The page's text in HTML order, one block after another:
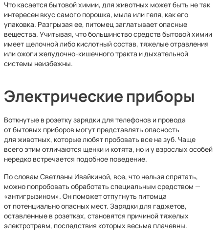
Что касается бытовой химии, для животных может быть не так
интересен вкус самого порошка, мыла или геля, как его
упаковка. Разгрызая ее, питомец заглатывает опасные
вещества. Учитывая, что большинство средств бытовой химии
имеет щелочной либо кислотный состав, тяжелые отравления
или ожоги желудочно-кишечного тракта и дыхательной
системы неизбежны.
Электрические приборы
Воткнутые в розетку зарядки для телефонов и провода
от бытовых приборов могут представлять опасность
для животных, которые любят пробовать все на зуб. Чаще
всего этим отличаются щенки и котята, но и у взрослых особей
нередко встречается подобное поведение.
По словам Светланы Ивайкиной, все, что нельзя спрятать,
можно попробовать обработать специальным средством —
«антигрызином». Он поможет отпугнуть питомца
от потенциально опасных мест. Зарядки для гаджетов,
оставленные в розетках, становятся причиной тяжелых
электротравм, последствия которых весьма плачевны.